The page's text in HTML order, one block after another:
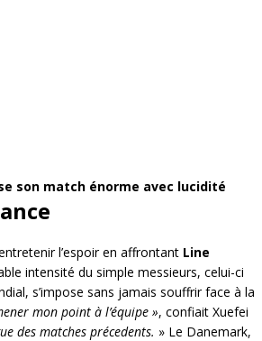
son match énorme avec lucidité
l’espoir en affrontant Line
intensité du simple messieurs, celui-ci
s’impose sans jamais souffrir face à la
mon point à l’équipe », confiait Xuefei
des matches précedents. » Le Danemark,